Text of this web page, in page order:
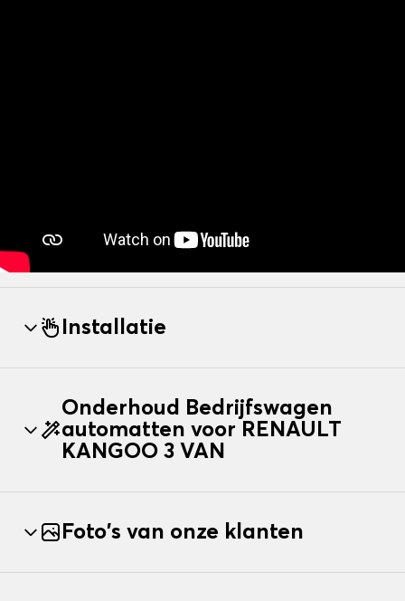
Installatie
Onderhoud Bedrijfswagen
automatten voor RENAULT
KANGOO 3 VAN
Foto's van onze klanten